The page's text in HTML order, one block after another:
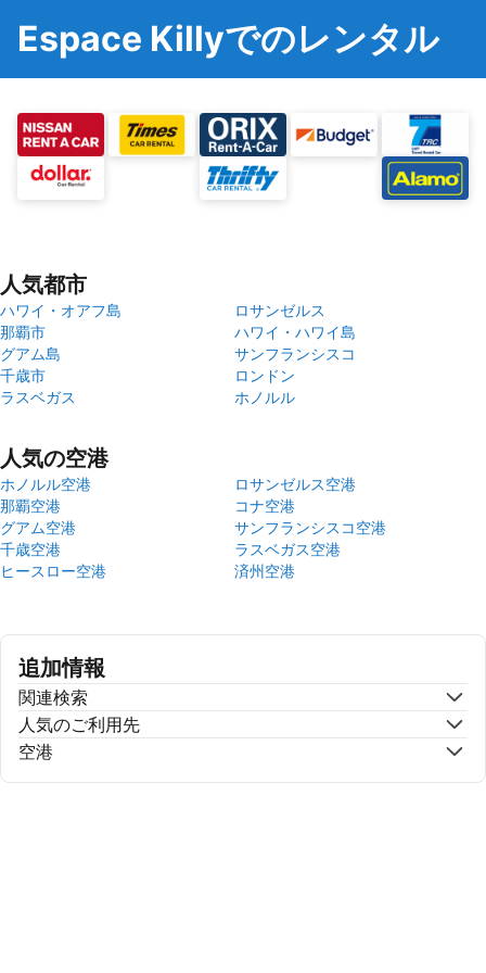
Espace Killyでのレンタル
人気都市
ハワイ・オアフ島
ロサンゼルス
那覇市
ハワイ・ハワイ島
グアム島
サンフランシスコ
千歳市
ロンドン
ラスベガス
ホノルル
人気の空港
ホノルル空港
ロサンゼルス空港
那覇空港
コナ空港
グアム空港
サンフランシスコ空港
千歳空港
ラスベガス空港
ヒースロー空港
済州空港
追加情報
関連検索
人気のご利用先
空港